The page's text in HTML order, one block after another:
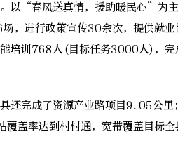
以“春风送真情，援助暖民心”
，进行政策宣传30余次，提供就
培训768人(目标任务3000人)，
完成了资源产业路项目9.05公里
覆盖率达到村村通，宽带覆盖目标